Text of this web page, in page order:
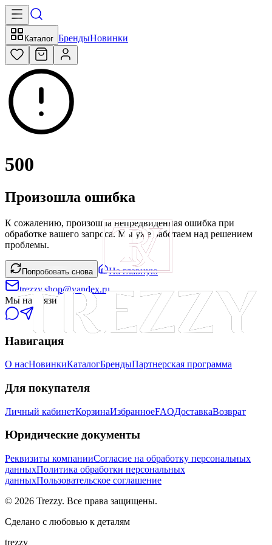
Каталог БрендыНовинки
500
Произошла ошибка
К сожалению, произошла непредвиденная ошибка при
обработке вашего запроса. Мы уже работаем над решением
проблемы.
Попробовать снова
На главную
trezzy.shop@yandex.ru
Мы на связи
Навигация
О насНовинкиКаталогБрендыПартнерская программа
Для покупателя
Личный кабинетКорзинаИзбранноеFAQДоставкаВозврат
Юридические документы
Реквизиты компанииСогласие на обработку персональных
данныхПолитика обработки персональных
данныхПользовательское соглашение
© 2026 Trezzy. Все права защищены.
Сделано с любовью к деталям
trezzy